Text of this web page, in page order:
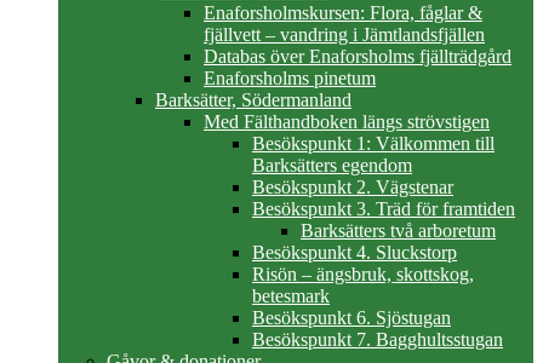
Enaforsholmskursen: Flora, fåglar &
fjällvett – vandring i Jämtlandsfjällen
Databas över Enaforsholms fjällträdgård
Enaforsholms pinetum
Barksätter, Södermanland
Med Fälthandboken längs strövstigen
Besökspunkt 1: Välkommen till
Barksätters egendom
Besökspunkt 2. Vägstenar
Besökspunkt 3. Träd för framtiden
Barksätters två arboretum
Besökspunkt 4. Sluckstorp
Risön – ängsbruk, skottskog,
betesmark
Besökspunkt 6. Sjöstugan
Besökspunkt 7. Bagghultsstugan